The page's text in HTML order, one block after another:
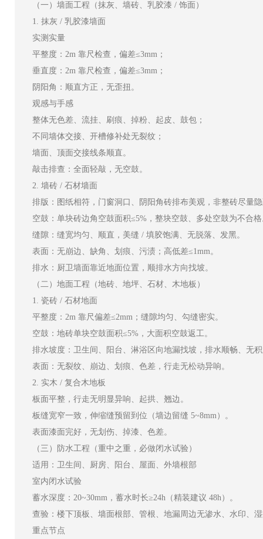
（一）墙面工程（抹灰、墙砖、乳胶漆 / 饰面）
1. 抹灰 / 乳胶漆墙面
实测实量
平整度：2m 靠尺检查，偏差≤3mm；
垂直度：2m 靠尺检查，偏差≤3mm；
阴阳角：顺直方正，无歪扭。
观感与手感
整体无色差、流挂、刷痕、掉粉、起皮、鼓包；
不同墙体交接、开槽修补处无裂纹；
墙面、顶面交接线条顺直。
敲击排查：全面轻敲，无空鼓。
2. 墙砖 / 石材墙面
排版：图纸相符，门窗洞口、阴阳角砖排布美观，非整砖尽量
空鼓：单块砖边角空鼓面积≤5%，整块空鼓、多处空鼓为不合格
缝隙：缝宽均匀、顺直，美缝 / 填胶饱满、无脱落、发黑。
表面：无崩边、缺角、划痕、污渍；高低差≤1mm。
排水：厨卫墙面靠近地面位置，顺排水方向找坡。
（二）地面工程（地砖、地坪、石材、木地板）
1. 瓷砖 / 石材地面
平整度：2m 靠尺偏差≤2mm；缝隙均匀、勾缝密实。
空鼓：地砖单块空鼓面积≤5%，大面积空鼓返工。
排水坡度：卫生间、阳台、淋浴区向地漏找坡，排水顺畅、无
表面：无裂纹、崩边、划痕、色差，行走无松动异响。
2. 实木 / 复合木地板
板面平整，行走无明显异响、起拱、翘边。
板缝宽窄一致，伸缩缝预留到位（墙边留缝 5~8mm）。
表面漆面完好，无划伤、掉漆、色差。
（三）防水工程（重中之重，必做闭水试验）
适用：卫生间、厨房、阳台、屋面、外墙根部
室内闭水试验
蓄水深度：20~30mm，蓄水时长≥24h（精装建议 48h）。
查验：楼下顶板、墙面根部、管根、地漏周边无渗水、水印、
重点节点